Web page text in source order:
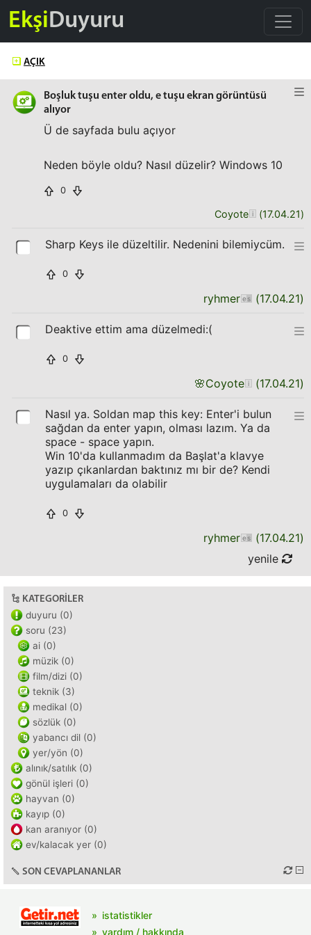
EkşiDuyuru
AÇIK
Boşluk tuşu enter oldu, e tuşu ekran görüntüsü
alıyor
Ü de sayfada bulu açıyor
Neden böyle oldu? Nasıl düzelir? Windows 10
0
Coyote (17.04.21)
Sharp Keys ile düzeltilir. Nedenini bilemiycüm.
0
ryhmer (17.04.21)
Deaktive ettim ama düzelmedi:(
0
🌸Coyote (17.04.21)
Nasıl ya. Soldan map this key: Enter'i bulun
sağdan da enter yapın, olması lazım. Ya da
space - space yapın.
Win 10'da kullanmadım da Başlat'a klavye
yazıp çıkanlardan baktınız mı bir de? Kendi
uygulamaları da olabilir
0
ryhmer (17.04.21)
yenile
KATEGORILER
duyuru (0)
soru (23)
ai (0)
müzik (0)
film/dizi (0)
teknik (3)
medikal (0)
sözlük (0)
yabancı dil (0)
yer/yön (0)
alınık/satılık (0)
gönül işleri (0)
hayvan (0)
kayıp (0)
kan aranıyor (0)
ev/kalacak yer (0)
SON CEVAPLANANLAR
istatistikler
yardım / hakkında